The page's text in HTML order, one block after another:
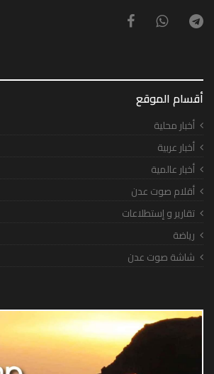
أقسام الموقع
أخبار محلية
أخبار عربية
أخبار عالمية
أقلام صوت عدن
تقارير و إستطلاعات
رياضة
شاشة صوت عدن